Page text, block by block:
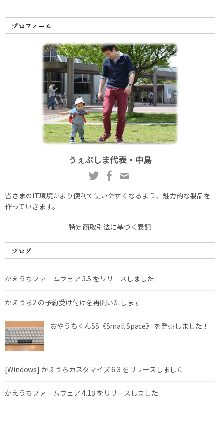
プロフィール
うぇぶしま代表・中島
皆さまのIT環境がより便利で使いやすくなるよう、魅力的な製品を
作っていきます。
特定商取引法に基づく表記
ブログ
かえうちファームウェア 3.5 をリリースしました
かえうち2 の予約受け付けを再開いたします
おやうちくんSS《Small Space》 を発売しました！
[Windows] かえうちカスタマイズ 6.3 をリリースしました
かえうちファームウェア 4.1β をリリースしました